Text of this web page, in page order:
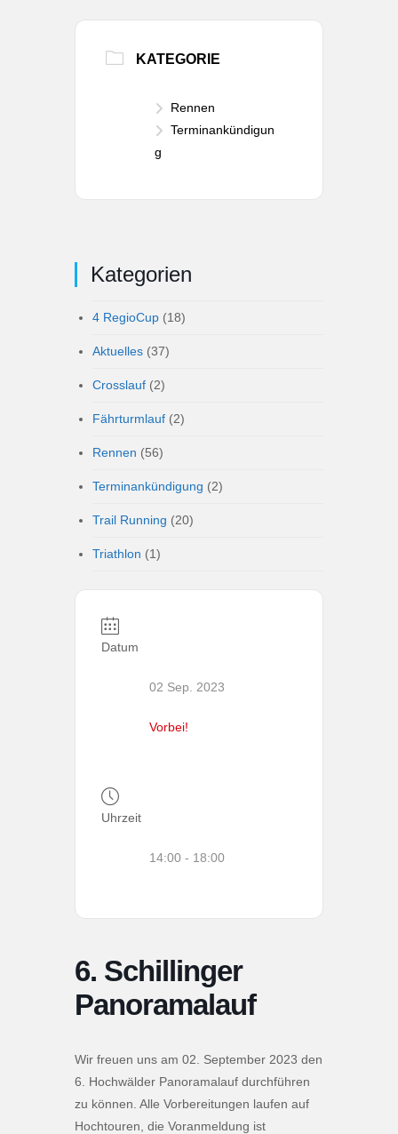
KATEGORIE
Rennen
Terminankündigun
g
Kategorien
4 RegioCup (18)
Aktuelles (37)
Crosslauf (2)
Fährturmlauf (2)
Rennen (56)
Terminankündigung (2)
Trail Running (20)
Triathlon (1)
Datum
02 Sep. 2023
Vorbei!
Uhrzeit
14:00 - 18:00
6. Schillinger
Panoramalauf
Wir freuen uns am 02. September 2023 den
6. Hochwälder Panoramalauf durchführen
zu können. Alle Vorbereitungen laufen auf
Hochtouren, die Voranmeldung ist